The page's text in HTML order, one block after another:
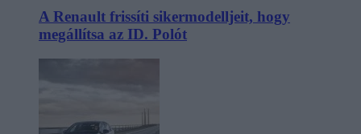
A Renault frissíti sikermodelljeit, hogy
megállítsa az ID. Polót